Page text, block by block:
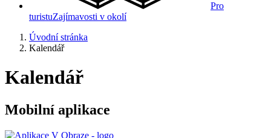
Pro
turistuZajímavosti v okolí
Úvodní stránka
Kalendář
Kalendář
Mobilní aplikace